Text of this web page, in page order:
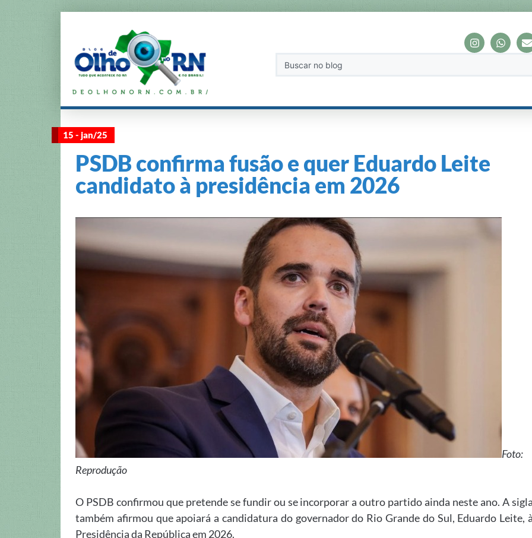
15 - jan/25
PSDB confirma fusão e quer Eduardo Leite
candidato à presidência em 2026
Foto:
Reprodução
O PSDB confirmou que pretende se fundir ou se incorporar a outro partido ainda neste ano. A
também afirmou que apoiará a candidatura do governador do Rio Grande do Sul, Eduardo Leite,
Presidência da República em 2026.